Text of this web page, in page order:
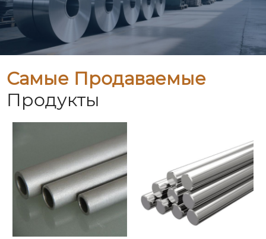
Самые Продаваемые
Продукты